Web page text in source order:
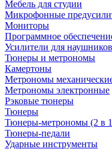
Мебель для студии
Микрофонные
Мониторы
Программное
Усилители для
Тюнеры и метрономы
Камертоны
Метрономы
Метрономы электронные
Рэковые тюнеры
Тюнеры
Тюнеры-метрономы (2 в
Тюнеры-педали
Ударные инструменты